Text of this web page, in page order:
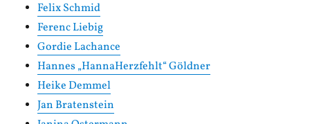
Felix Schmid
Ferenc Liebig
Gordie Lachance
Hannes „HannaHerzfehlt“ Göldner
Heike Demmel
Jan Bratenstein